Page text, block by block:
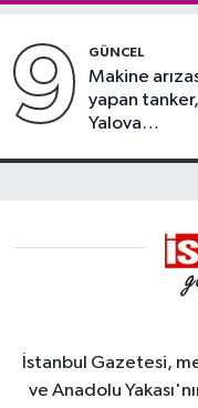
9 GÜNCEL
Makine
yapan tanker,
Yalova
İstanbul Gazetesi,
ve Anadolu